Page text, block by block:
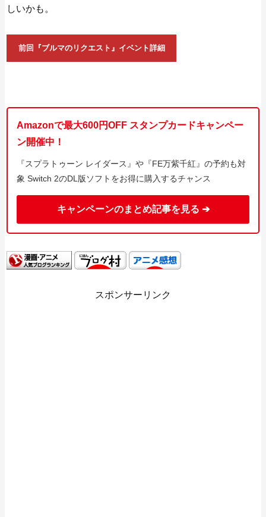
しいかも。
前回『ブルマのリクエスト』イベント詳細
Amazonで最大600円OFF スタンプカードキャンペー
ン開催中！
『スプラトゥーン レイダース』や『FE万紫千紅』の予約も対
象 Switch 2のDL版ソフトをお得に購入するチャンス
キャンペーンのまとめ記事を見る ➔
スポンサーリンク